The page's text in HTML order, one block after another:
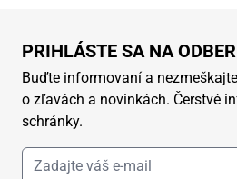
PRIHLÁSTE SA NA
Buďte informovaní a
o zľavách a novinkách. Čerstvé
schránky.